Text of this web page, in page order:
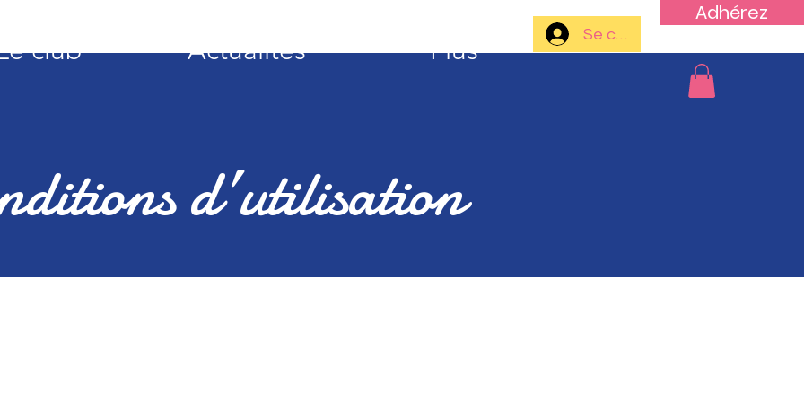
Adhérez
club Actualités Plus Se connecter
d’utilisation